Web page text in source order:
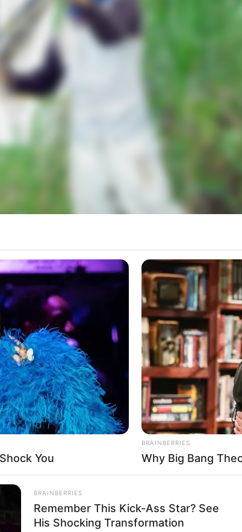
Os interessados devem residir em Paraguaçu Paulista ou
Paulista, está oferecendo cinco vagas de
Paulista ou Lutécia.
e implementos
ou se candidatar, devem
You
BRAINBERRIES
Why Big Bang
BRAINBERRIES
Remember This Kick-Ass Star? See
His Shocking Transformation